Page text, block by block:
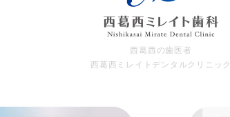
⻄葛⻄の⻭医者
⻄葛⻄ミレイトデンタルクリニック